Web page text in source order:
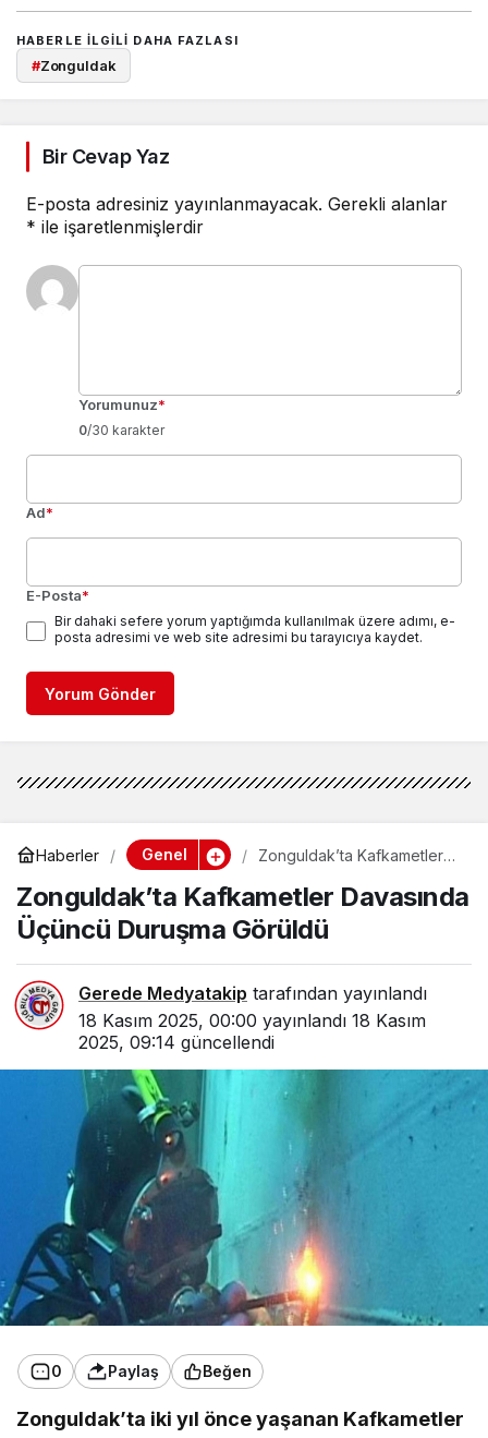
HABERLE ILGILI DAHA FAZLASI
#Zonguldak
Bir Cevap Yaz
E-posta adresiniz yayınlanmayacak. Gerekli alanlar
* ile işaretlenmişlerdir
Yorumunuz*
0/30 karakter
Ad*
E-Posta*
Bir dahaki sefere yorum yaptığımda kullanılmak üzere adımı, e-
posta adresimi ve web site adresimi bu tarayıcıya kaydet.
Yorum Gönder
Haberler Genel
Zonguldak’ta Kafkametler
Görüldü
Zonguldak’ta Kafkametler Davasında
Üçüncü Duruşma Görüldü
Gerede Medyatakip tarafından yayınlandı
18 Kasım 2025, 00:00 yayınlandı 18 Kasım
2025, 09:14 güncellendi
0 Paylaş Beğen
Zonguldak’ta iki yıl önce yaşanan Kafkametler